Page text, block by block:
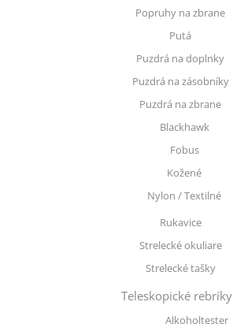
Popruhy na zbrane
Putá
Puzdrá na doplnky
Puzdrá na zásobníky
Puzdrá na zbrane
Blackhawk
Fobus
Kožené
Nylon / Textilné
Rukavice
Strelecké okuliare
Strelecké tašky
Teleskopické rebríky
Alkoholtester